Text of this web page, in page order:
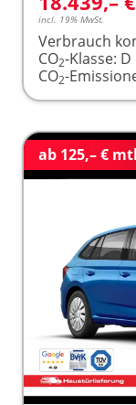
incl. 19% MwSt.
Verbrauch
CO2-Klasse: D
CO2-
ab 125,– €